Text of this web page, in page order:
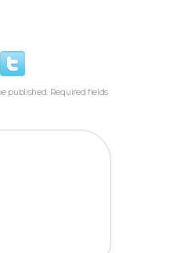
published. Required fields